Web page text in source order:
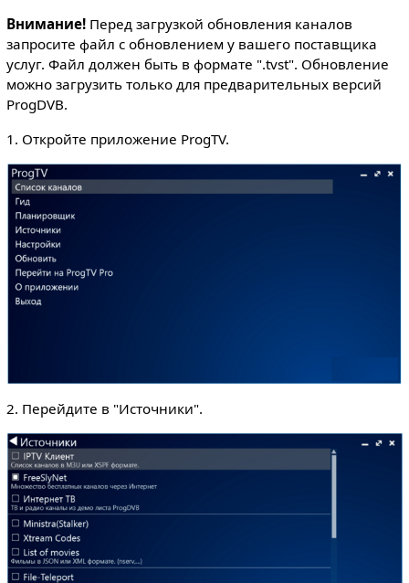
Внимание!Перед загрузкой обновления каналов
запросите файл с обновлением у вашего поставщика
услуг. Файл должен быть в формате ".tvst". Обновление
можно загрузить только для предварительных версий
ProgDVB.
1. Откройте приложение ProgTV.
2. Перейдите в "Источники".